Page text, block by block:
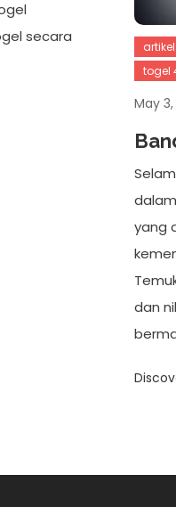
secara
togel
May
yang
dan